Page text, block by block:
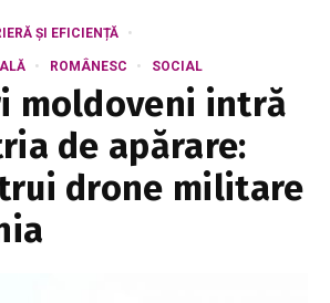
ȘI EFICIENȚĂ
ROMÂNESC SOCIAL
moldoveni intră
de apărare:
drone militare